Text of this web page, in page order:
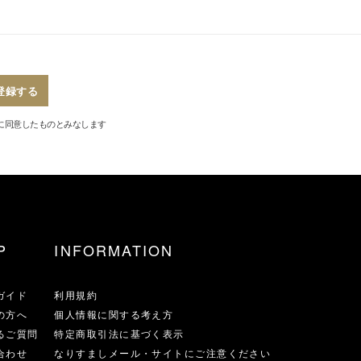
録する
同意したものとみなします
イド
方へ
ご質問
わせ
INFORMATION
利用規約
個人情報に関する考え方
特定商取引法に基づく表示
なりすましメール・サイトにご注意ください